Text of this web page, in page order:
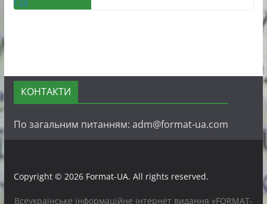
КОНТАКТИ
По загальним питанням: adm@format-ua.com
Copyright © 2026 Format-UA. All rights reserved.
Всеукраїнське інформаційне інтернет видання «FORMAT-